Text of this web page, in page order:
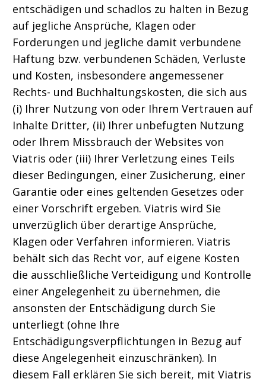
entschädigen und schadlos zu halten in Bezug
auf jegliche Ansprüche, Klagen oder
Forderungen und jegliche damit verbundene
Haftung bzw. verbundenen Schäden, Verluste
und Kosten, insbesondere angemessener
Rechts- und Buchhaltungskosten, die sich aus
(i) Ihrer Nutzung von oder Ihrem Vertrauen auf
Inhalte Dritter, (ii) Ihrer unbefugten Nutzung
oder Ihrem Missbrauch der Websites von
Viatris oder (iii) Ihrer Verletzung eines Teils
dieser Bedingungen, einer Zusicherung, einer
Garantie oder eines geltenden Gesetzes oder
einer Vorschrift ergeben. Viatris wird Sie
unverzüglich über derartige Ansprüche,
Klagen oder Verfahren informieren. Viatris
behält sich das Recht vor, auf eigene Kosten
die ausschließliche Verteidigung und Kontrolle
einer Angelegenheit zu übernehmen, die
ansonsten der Entschädigung durch Sie
unterliegt (ohne Ihre
Entschädigungsverpflichtungen in Bezug auf
diese Angelegenheit einzuschränken). In
diesem Fall erklären Sie sich bereit, mit Viatris